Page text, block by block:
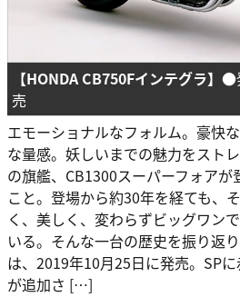
【HONDA CB750Fインテグラ】 ●
売
エモーショナルなフォルム。豪快
な量感。妖しいまでの魅力をスト
の旗艦、CB1300スーパーフォア
こと。登場から約30年を経ても、
く、美しく、変わらずビッグワン
いる。そんな一台の歴史を振り返
は、2019年10月25日に発売。SP
が追加さ […]